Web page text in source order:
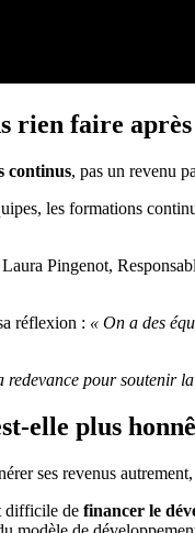
rien faire
continus, pas un revenu
les formations
Pingenot,
réflexion : « On a des
pour soutenir
elle plus
ses revenus
difficile de financer le